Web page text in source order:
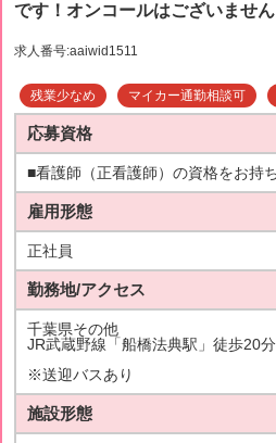
です！オンコールはございませ
求人番号:aaiwid1511
残業少なめ マイカー通勤相談可
応募資格
■看護師（正看護師）の資格をお持
雇用形態
正社員
勤務地/アクセス
千葉県その他
JR武蔵野線「船橋法典駅」徒歩20分
※送迎バスあり
施設形態